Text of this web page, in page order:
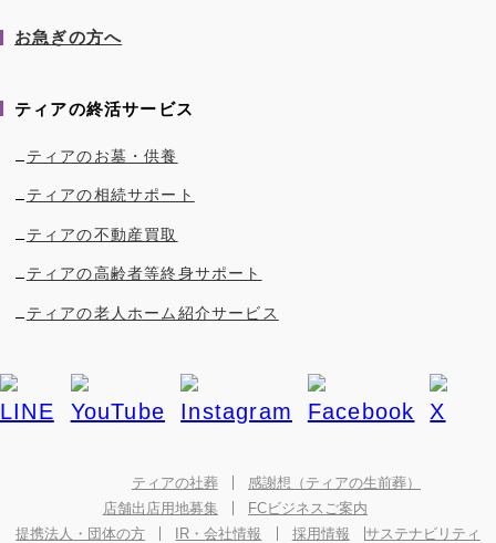
お急ぎの方へ
ティアの終活サービス
ティアのお墓・供養
ティアの相続サポート
ティアの不動産買取
ティアの高齢者等終身サポート
ティアの老人ホーム紹介サービス
ティアの社葬
感謝想（ティアの生前葬）
店舗出店用地募集
FCビジネスご案内
提携法人・団体の方
IR・会社情報 採用情報 サステナビリティ